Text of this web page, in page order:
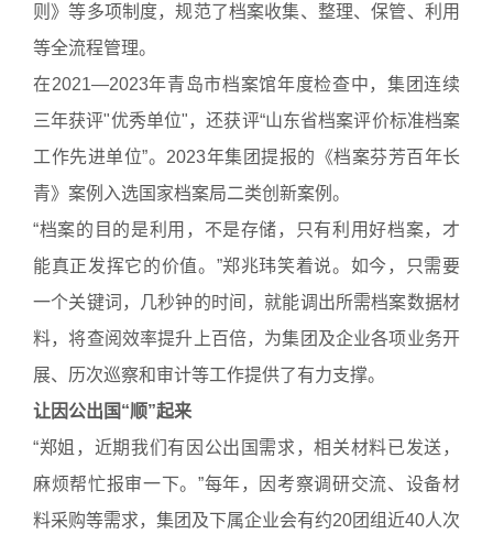
则》等多项制度，规范了档案收集、整理、保管、利用
等全流程管理。
在2021—2023年青岛市档案馆年度检查中，集团连续
三年获评"优秀单位"，还获评“山东省档案评价标准档案
工作先进单位”。2023年集团提报的《档案芬芳百年长
青》案例入选国家档案局二类创新案例。
“档案的目的是利用，不是存储，只有利用好档案，才
能真正发挥它的价值。”郑兆玮笑着说。如今，只需要
一个关键词，几秒钟的时间，就能调出所需档案数据材
料，将查阅效率提升上百倍，为集团及企业各项业务开
展、历次巡察和审计等工作提供了有力支撑。
让因公出国“顺”起来
“郑姐，近期我们有因公出国需求，相关材料已发送，
麻烦帮忙报审一下。”每年，因考察调研交流、设备材
料采购等需求，集团及下属企业会有约20团组近40人次